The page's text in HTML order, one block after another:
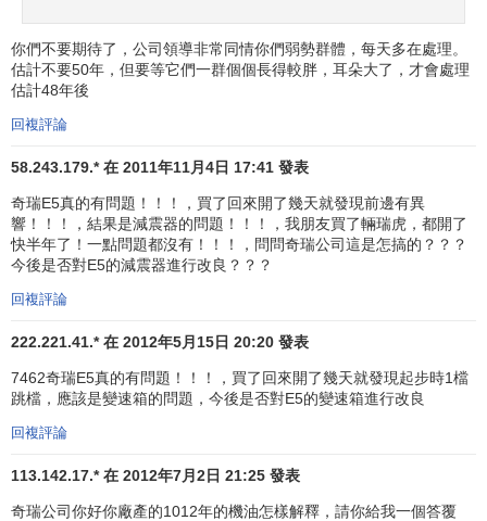
你們不要期待了，公司領導非常同情你們弱勢群體，每天多在處理。
估計不要50年，但要等它們一群個個長得較胖，耳朵大了，才會處理
估計48年後
回複評論
58.243.179.* 在 2011年11月4日 17:41 發表
奇瑞E5真的有問題！！！，買了回來開了幾天就發現前邊有異
響！！！，結果是減震器的問題！！！，我朋友買了輛瑞虎，都開了
快半年了！一點問題都沒有！！！，問問奇瑞公司這是怎搞的？？？
今後是否對E5的減震器進行改良？？？
回複評論
222.221.41.* 在 2012年5月15日 20:20 發表
7462奇瑞E5真的有問題！！！，買了回來開了幾天就發現起步時1檔
跳檔，應該是變速箱的問題，今後是否對E5的變速箱進行改良
回複評論
113.142.17.* 在 2012年7月2日 21:25 發表
奇瑞公司你好你廠產的1012年的機油怎樣解釋，請你給我一個答覆